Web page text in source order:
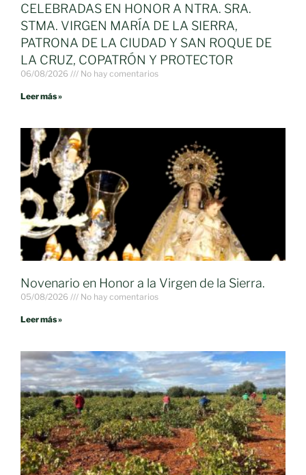
CELEBRADAS EN HONOR A NTRA. SRA.
STMA. VIRGEN MARÍA DE LA SIERRA,
PATRONA DE LA CIUDAD Y SAN ROQUE DE
LA CRUZ, COPATRÓN Y PROTECTOR
06/08/2026 No hay comentarios
Leer más »
Novenario en Honor a la Virgen de la Sierra.
05/08/2026 No hay comentarios
Leer más »